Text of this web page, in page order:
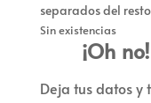
separados del
Sin existencias
¡Oh
Deja tus datos y